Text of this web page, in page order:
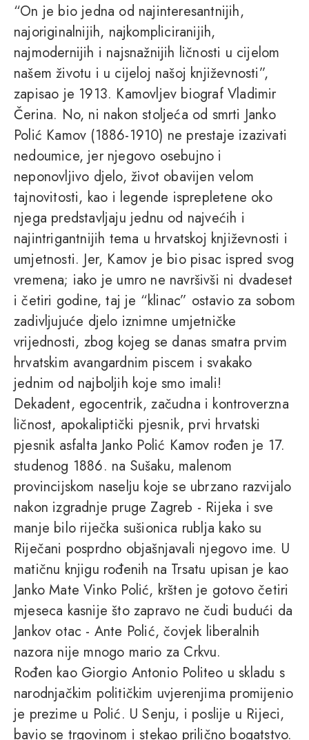
“On je bio jedna od najinteresantnijih,
najoriginalnijih, najkompliciranijih,
najmodernijih i najsnažnijih ličnosti u cijelom
našem životu i u cijeloj našoj književnosti”,
zapisao je 1913. Kamovljev biograf Vladimir
Čerina. No, ni nakon stoljeća od smrti Janko
Polić Kamov (1886-1910) ne prestaje izazivati
nedoumice, jer njegovo osebujno i
neponovljivo djelo, život obavijen velom
tajnovitosti, kao i legende isprepletene oko
njega predstavljaju jednu od najvećih i
najintrigantnijih tema u hrvatskoj književnosti i
umjetnosti. Jer, Kamov je bio pisac ispred svog
vremena; iako je umro ne navršivši ni dvadeset
i četiri godine, taj je “klinac” ostavio za sobom
zadivljujuće djelo iznimne umjetničke
vrijednosti, zbog kojeg se danas smatra prvim
hrvatskim avangardnim piscem i svakako
jednim od najboljih koje smo imali!
Dekadent, egocentrik, začudna i kontroverzna
ličnost, apokaliptički pjesnik, prvi hrvatski
pjesnik asfalta Janko Polić Kamov rođen je 17.
studenog 1886. na Sušaku, malenom
provincijskom naselju koje se ubrzano razvijalo
nakon izgradnje pruge Zagreb - Rijeka i sve
manje bilo riječka sušionica rublja kako su
Riječani posprdno objašnjavali njegovo ime. U
matičnu knjigu rođenih na Trsatu upisan je kao
Janko Mate Vinko Polić, kršten je gotovo četiri
mjeseca kasnije što zapravo ne čudi budući da
Jankov otac - Ante Polić, čovjek liberalnih
nazora nije mnogo mario za Crkvu.
Rođen kao Giorgio Antonio Politeo u skladu s
narodnjačkim političkim uvjerenjima promijenio
je prezime u Polić. U Senju, i poslije u Rijeci,
bavio se trgovinom i stekao prilično bogatstvo.